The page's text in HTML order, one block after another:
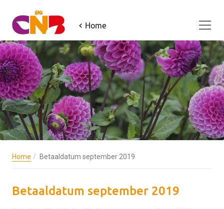
Home
Home Betaaldatum september 2019
Betaaldatum september 2019